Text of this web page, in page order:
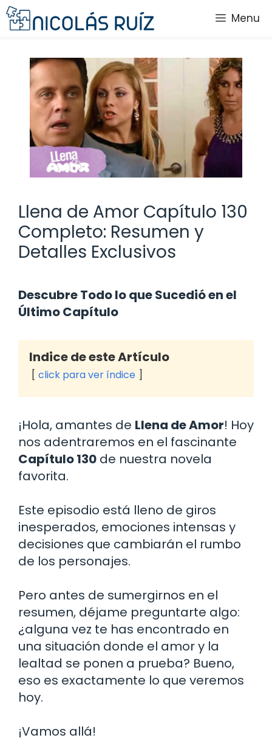
Saltar
al
Menu
Llena de Amor Capítulo 130
Completo: Resumen y
Detalles Exclusivos
Descubre Todo lo que Sucedió en el
Último Capítulo
Indice de este Artículo
click para ver índice
¡Hola, amantes de Llena de Amor! Hoy
nos adentraremos en el fascinante
Capítulo 130 de nuestra novela
favorita.
Este episodio está lleno de giros
inesperados, emociones intensas y
decisiones que cambiarán el rumbo
de los personajes.
Pero antes de sumergirnos en el
resumen, déjame preguntarte algo:
¿alguna vez te has encontrado en
una situación donde el amor y la
lealtad se ponen a prueba? Bueno,
eso es exactamente lo que veremos
hoy.
¡Vamos allá!